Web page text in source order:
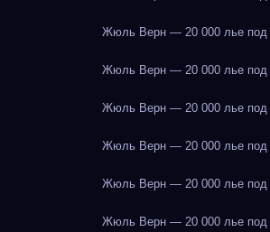
Жюль Верн — 20 000 лье под
Жюль Верн — 20 000 лье под
Жюль Верн — 20 000 лье под
Жюль Верн — 20 000 лье под
Жюль Верн — 20 000 лье под
Жюль Верн — 20 000 лье под